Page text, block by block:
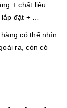
+ chất liệu
lắp đặt + …
có thể nhìn
ra, còn có